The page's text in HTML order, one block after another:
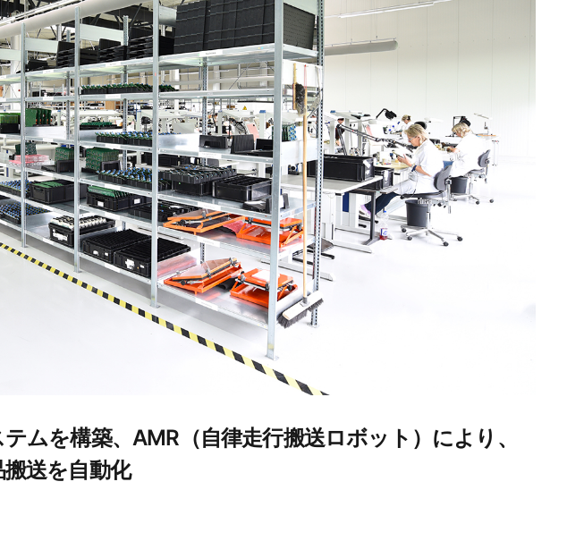
ムを構築、AMR（自律走行搬送ロボット）により、
送を自動化